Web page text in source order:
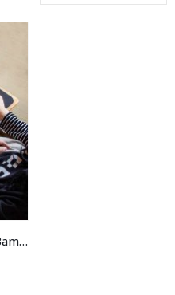
Plateau de travail Ordinateur Bambou